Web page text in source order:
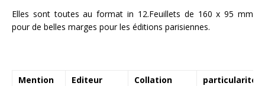
Elles sont toutes au format in 12.Feuillets de 160 x 95 mm
pour de belles marges pour les éditions parisiennes.
Mention
Editeur Collation particularités